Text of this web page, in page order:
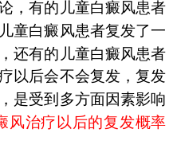
有的儿童白癜风患者
童白癜风患者复发了一
还有的儿童白癜风患者
以后会不会复发，复发
是受到多方面因素影响
风治疗以后的复发概率